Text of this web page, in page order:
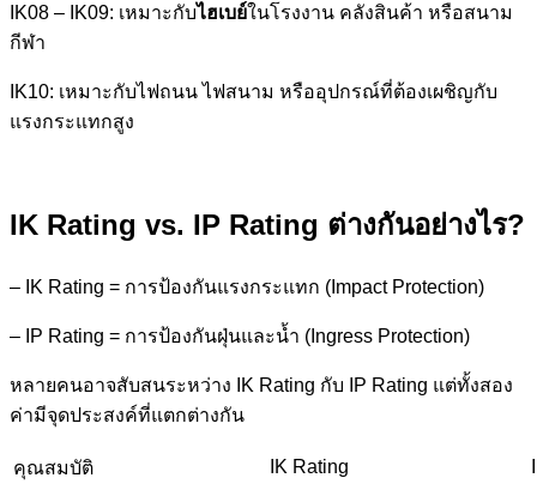
IK08 – IK09: เหมาะกับไฮเบย์ในโรงงาน คลังสินค้า หรือสนาม
กีฬา
IK10: เหมาะกับไฟถนน ไฟสนาม หรืออุปกรณ์ที่ต้องเผชิญกับ
แรงกระแทกสูง
IK Rating vs. IP Rating ต่างกันอย่างไร?
– IK Rating = การป้องกันแรงกระแทก (Impact Protection)
– IP Rating = การป้องกันฝุ่นและน้ำ (Ingress Protection)
หลายคนอาจสับสนระหว่าง IK Rating กับ IP Rating แต่ทั้งสอง
ค่ามีจุดประสงค์ที่แตกต่างกัน
คุณสมบัติ IK Rating